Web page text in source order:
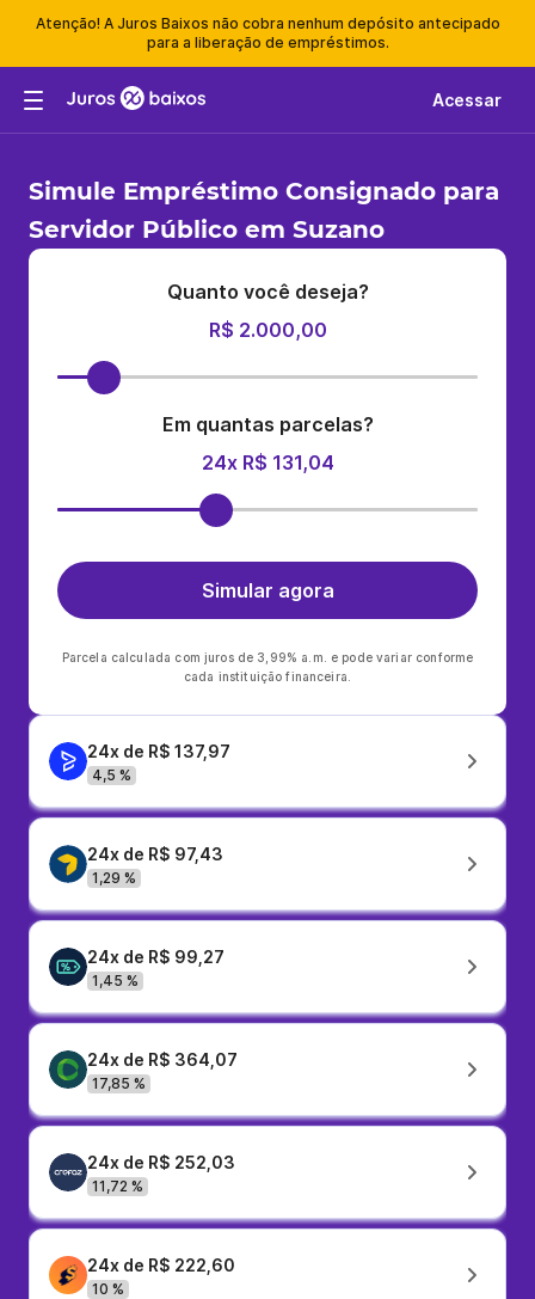
Atenção! A Juros Baixos não cobra nenhum depósito antecipado
para a liberação de empréstimos.
Acessar
Simule Empréstimo Consignado para
Servidor Público em Suzano
Quanto você deseja?
R$ 2.000,00
Em quantas parcelas?
24x R$ 131,04
Simular agora
Parcela calculada com juros de 3,99% a.m. e pode variar conforme
cada instituição financeira.
24x de R$ 137,97
4,5 %
24x de R$ 97,43
1,29 %
24x de R$ 99,27
1,45 %
24x de R$ 364,07
17,85 %
24x de R$ 252,03
11,72 %
24x de R$ 222,60
10 %